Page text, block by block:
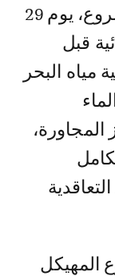
قبل
مياه البحر
المجاورة،
المهيكل